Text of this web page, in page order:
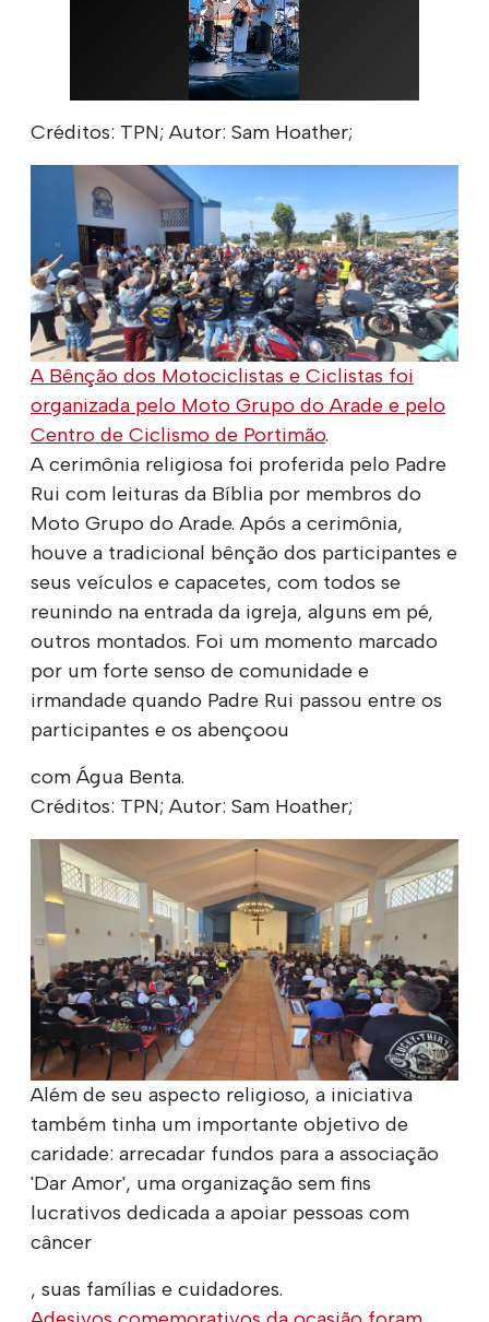
Créditos: TPN; Autor: Sam Hoather;
A Bênção dos Motociclistas e Ciclistas foi
organizada pelo Moto Grupo do Arade e pelo
Centro de Ciclismo de Portimão.
A cerimônia religiosa foi proferida pelo Padre
Rui com leituras da Bíblia por membros do
Moto Grupo do Arade. Após a cerimônia,
houve a tradicional bênção dos participantes e
seus veículos e capacetes, com todos se
reunindo na entrada da igreja, alguns em pé,
outros montados. Foi um momento marcado
por um forte senso de comunidade e
irmandade quando Padre Rui passou entre os
participantes e os abençoou
com Água Benta.
Créditos: TPN; Autor: Sam Hoather;
Além de seu aspecto religioso, a iniciativa
também tinha um importante objetivo de
caridade: arrecadar fundos para a associação
'Dar Amor', uma organização sem fins
lucrativos dedicada a apoiar pessoas com
câncer
, suas famílias e cuidadores.